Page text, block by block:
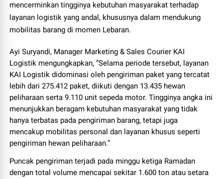
mencerminkan tingginya kebutuhan masyarakat terhadap
layanan logistik yang andal, khususnya dalam mendukung
mobilitas barang di momen Lebaran.
Ayi Suryandi, Manager Marketing & Sales Courier KAI
Logistik mengungkapkan, ”Selama periode tersebut, layanan
KAI Logistik didominasi oleh pengiriman paket yang tercatat
lebih dari 275.412 paket, diikuti dengan 13.435 hewan
peliharaan serta 9.110 unit sepeda motor. Tingginya angka ini
menunjukkan beragam kebutuhan masyarakat yang tidak
hanya terbatas pada pengiriman barang, tetapi juga
mencakup mobilitas personal dan layanan khusus seperti
pengiriman hewan peliharaan.”
Puncak pengiriman terjadi pada minggu ketiga Ramadan
dengan total volume mencapai sekitar 1.600 ton atau setara